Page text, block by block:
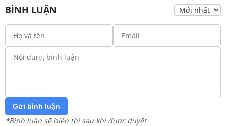
BÌNH LUẬN
Gửi bình luận
*Bình luận sẽ hiển thị sau khi được duyệt